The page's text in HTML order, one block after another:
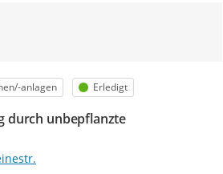
Äußerung
anlagen Status
Erledigt
durch unbepflanzte